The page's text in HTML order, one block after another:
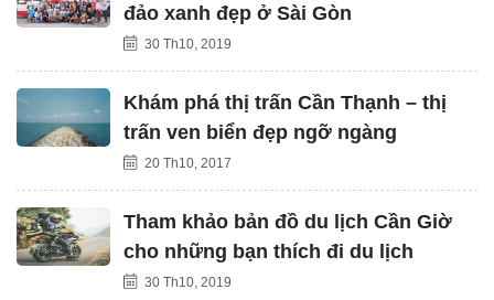
đảo xanh đẹp ở Sài Gòn
30 Th10, 2019
Khám phá thị trấn Cần Thạnh – thị
trấn ven biển đẹp ngỡ ngàng
20 Th10, 2017
Tham khảo bản đồ du lịch Cần Giờ
cho những bạn thích đi du lịch
30 Th10, 2019